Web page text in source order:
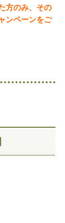
方のみ、その
ンペーンをご